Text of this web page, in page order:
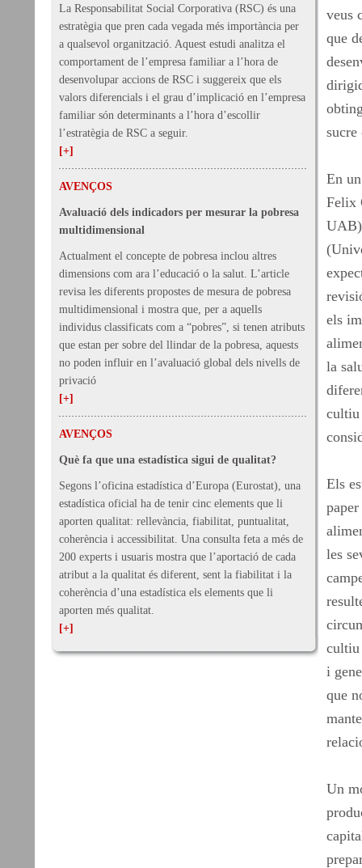
La Responsabilitat Social Corporativa (RSC) és una
estratègia que pren cada vegada més importància per
a qualsevol organització. Aquest estudi analitza el
comportament de l’empresa familiar a l’hora de
desenvolupar accions de RSC i suggereix que els
valors diferencials i el grau d’implicació en l’empresa
familiar són determinants a l’hora d’escollir
l’estratègia de RSC a seguir.
[+]
AVENÇOS
Avaluació dels indicadors per mesurar la pobresa
multidimensional
Actualment el concepte de pobresa inclou altres
dimensions com ara l’educació o la salut. L’article
revisa les diferents propostes de mesura de pobresa
multidimensional i mostra que, per a aquells
individus classificats com a “pobres”, si tenen atributs
que estan per sobre del llindar de la pobresa, aquests
no poden influir en l’avaluació global dels nivells de
privació
[+]
AVENÇOS
Què fa que una estadística sigui de qualitat?
Segons l’oficina estadística d’Europa (Eurostat), una
estadística oficial ha de tenir cinc elements que li
aporten qualitat: rellevància, fiabilitat, puntualitat,
coherència i accessibilitat. Una consulta feta a més de
200 experts i usuaris mostra que l’aportació de cada
atribut a la qualitat és diferent, sent la fiabilitat i la
coherència d’una estadística els elements que li
aporten més qualitat.
[+]
veus
que
En
Felix
els
la
cultiu
Els
les
cultiu
i
que
Un